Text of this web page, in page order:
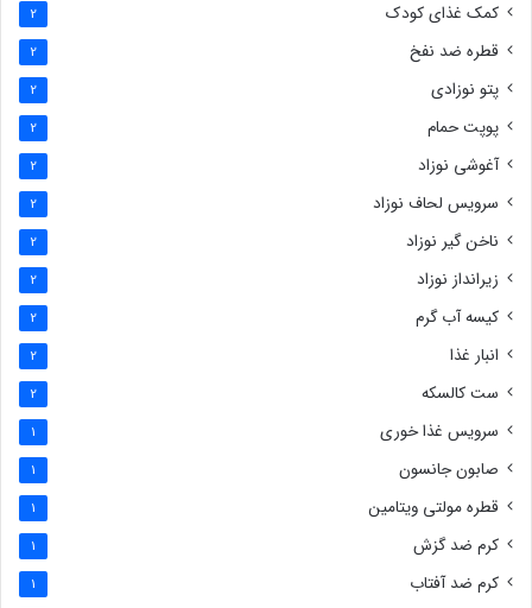
کمک غذای کودک 2
قطره ضد نفخ 2
پتو نوزادی 2
پوپت حمام 2
آغوشی نوزاد 2
سرویس لحاف نوزاد 2
ناخن گیر نوزاد 2
زیرانداز نوزاد 2
کیسه آب گرم 2
انبار غذا 2
ست کالسکه 2
سرویس غذا خوری 1
صابون جانسون 1
قطره مولتی ویتامین 1
کرم ضد گزش 1
کرم ضد آفتاب 1